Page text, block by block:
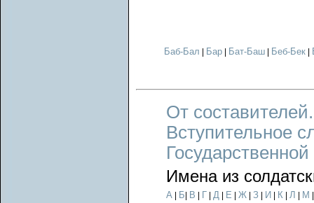
Баб-Бал Бар Бат-Баш Беб-Бек
От составителей.
Вступительное
Имена из
А Б В Г Д Е Ж З И К Л М